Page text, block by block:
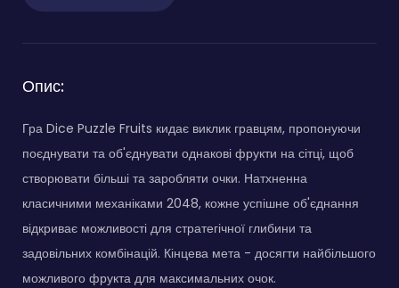
Опис:
Гра Dice Puzzle Fruits кидає виклик гравцям, пропонуючи
поєднувати та об'єднувати однакові фрукти на сітці, щоб
створювати більші та заробляти очки. Натхненна
класичними механіками 2048, кожне успішне об'єднання
відкриває можливості для стратегічної глибини та
задовільних комбінацій. Кінцева мета - досягти найбільшого
можливого фрукта для максимальних очок.